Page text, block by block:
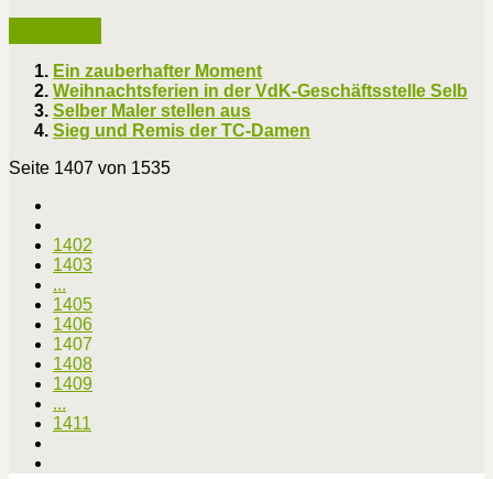
Ein zauberhafter Moment
Weihnachtsferien in der VdK-Geschäftsstelle Selb
Selber Maler stellen aus
Sieg und Remis der TC-Damen
Seite 1407 von 1535
1402
1403
...
1405
1406
1407
1408
1409
...
1411